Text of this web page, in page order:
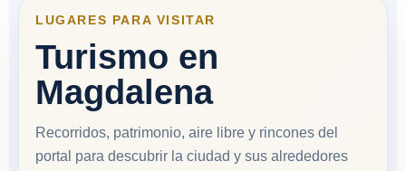
LUGARES PARA VISITAR
Turismo en
Magdalena
Recorridos, patrimonio, aire libre y rincones del
portal para descubrir la ciudad y sus alrededores